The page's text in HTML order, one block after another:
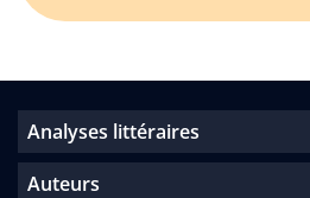
Analyses littéraires
Auteurs